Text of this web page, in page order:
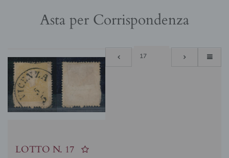
Asta per Corrispondenza
LOTTO N. 17